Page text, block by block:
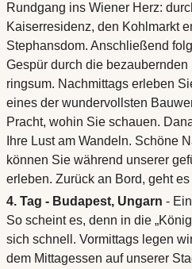
Rundgang ins Wiener Herz:
Kaiserresidenz, den Kohlmarkt
Stephansdom. Anschließend
Gespür durch die
ringsum. Nachmittags erleben
eines der wundervollsten
Pracht, wohin Sie schauen.
Ihre Lust am Wandeln. Schöne
können Sie während unserer
erleben. Zurück an Bord, geht
4. Tag - Budapest, Ungarn -
So scheint es, denn in die
sich schnell. Vormittags legen
dem Mittagessen auf unserer